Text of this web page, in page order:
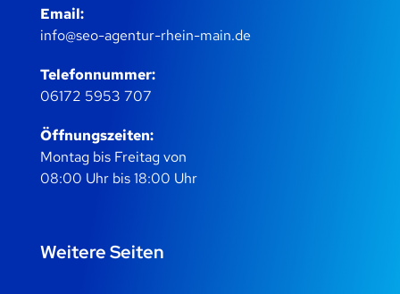
Email:
info@seo-agentur-rhein-main.de
Telefonnummer:
06172 5953 707
Öffnungszeiten:
Montag bis Freitag von
08:00 Uhr bis 18:00 Uhr
Weitere Seiten